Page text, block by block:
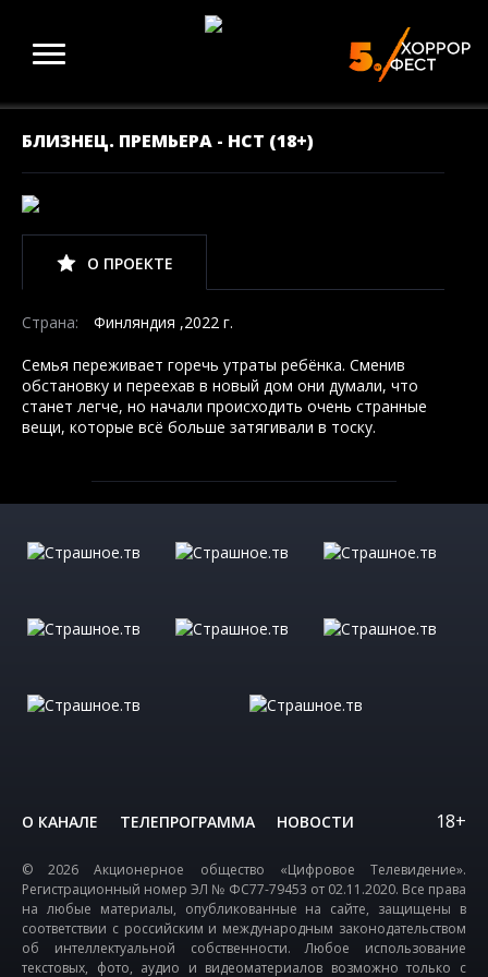
БЛИЗНЕЦ. ПРЕМЬЕРА - НСТ (18+)
О ПРОЕКТЕ
Страна: Финляндия ,2022 г.
Семья переживает горечь утраты ребёнка. Сменив
обстановку и переехав в новый дом они думали, что
станет легче, но начали происходить очень странные
вещи, которые всё больше затягивали в тоску.
О КАНАЛЕ ТЕЛЕПРОГРАММА НОВОСТИ 18+
© 2026 Акционерное общество «Цифровое Телевидение».
Регистрационный номер ЭЛ № ФС77-79453 от 02.11.2020. Все права
на любые материалы, опубликованные на сайте, защищены в
соответствии с российским и международным законодательством
об интеллектуальной собственности. Любое использование
текстовых, фото, аудио и видеоматериалов возможно только с